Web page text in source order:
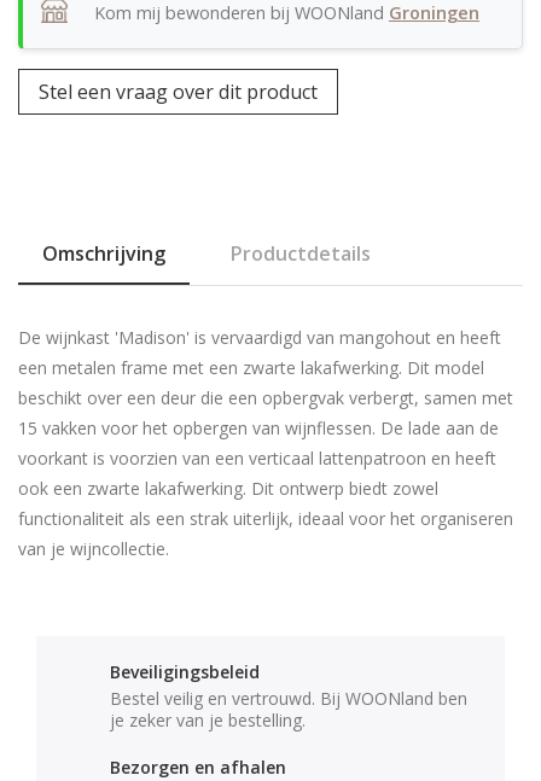
Kom mij bewonderen bij WOONland Groningen
Stel een vraag over dit product
Omschrijving Productdetails
De wijnkast 'Madison' is vervaardigd van mangohout en heeft
een metalen frame met een zwarte lakafwerking. Dit model
beschikt over een deur die een opbergvak verbergt, samen met
15 vakken voor het opbergen van wijnflessen. De lade aan de
voorkant is voorzien van een verticaal lattenpatroon en heeft
ook een zwarte lakafwerking. Dit ontwerp biedt zowel
functionaliteit als een strak uiterlijk, ideaal voor het organiseren
van je wijncollectie.
Beveiligingsbeleid
Bestel veilig en vertrouwd. Bij WOONland ben
je zeker van je bestelling.
Bezorgen en afhalen